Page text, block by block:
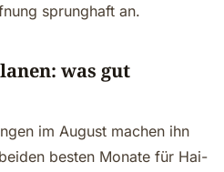
sprunghaft an.
was gut
im August machen ihn
besten Monate für Hai-